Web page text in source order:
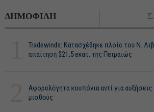
ΔΗΜΟΦΙΛΗ
Tradewinds: Κατασχέθηκε πλοίο του Ν.
απαίτηση $21,5 εκατ. της Πειραιώς
Αφορολόγητα κουπόνια αντί για
μισθούς